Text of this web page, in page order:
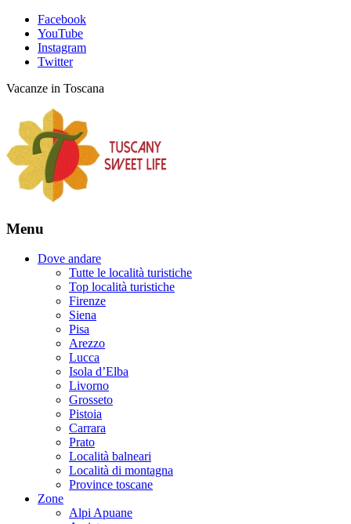
Facebook
YouTube
Instagram
Twitter
Vacanze in Toscana
Menu
Dove andare
Tutte le località turistiche
Top località turistiche
Firenze
Siena
Pisa
Arezzo
Lucca
Isola d’Elba
Livorno
Grosseto
Pistoia
Carrara
Prato
Località balneari
Località di montagna
Province toscane
Zone
Alpi Apuane